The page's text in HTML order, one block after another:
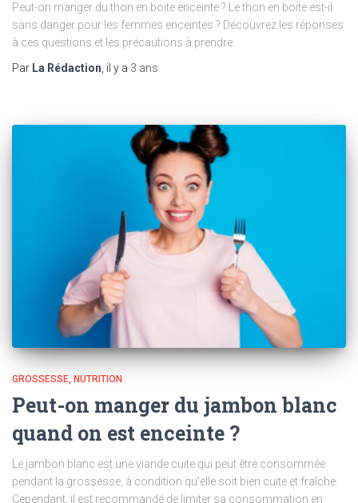
Peut-on manger du thon en boite enceinte ? Le thon en boite est-il
sans danger pour les femmes enceintes ? Découvrez les réponses
à ces questions et les précautions à prendre.
Par La Rédaction, il y a 3 ans
GROSSESSE NUTRITION
Peut-on manger du jambon blanc
quand on est enceinte ?
Le jambon blanc est une viande cuite qui peut être consommée
pendant la grossesse, à condition qu’elle soit bien cuite et fraîche.
Cependant, il est recommandé de limiter sa consommation en